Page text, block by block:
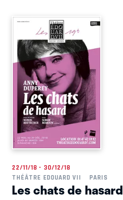
22/11/18 - 30/12/18
THÉÂTRE EDOUARD VII
PARIS
Les chats de hasard